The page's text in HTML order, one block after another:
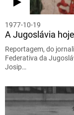
1977-10-19
A Jugoslávia hoje
Reportagem, do
Federativa da
Josip…